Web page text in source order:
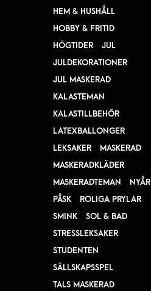
HEM & HUSHÅLL
HOBBY & FRITID
HÖGTIDER
JUL
JULDEKORATIONER
JUL MASKERAD
KALASTEMAN
KALASTILLBEHÖR
LATEXBALLONGER
LEKSAKER
MASKERAD
MASKERADKLÄDER
MASKERADTEMAN
NYÅR
PÅSK
ROLIGA PRYLAR
SMINK
SOL & BAD
STRESSLEKSAKER
STUDENTEN
SÄLLSKAPSSPEL
TALS MASKERAD